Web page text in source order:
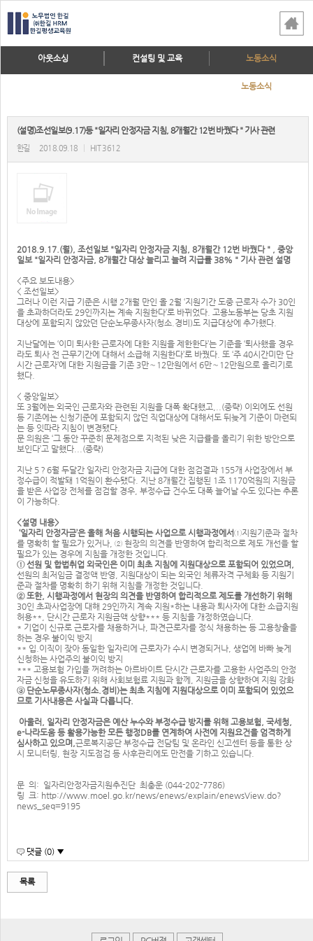
아웃소싱 컨설팅 및 교육 노동소식
노동소식
(설명)조선일보(9.17)등 "일자리 안정자금 지침, 8개월간 12번 바꿨다 " 기사 관련
한길 2018.09.18 HIT 3612
2018.9.17.(월), 조선일보 "일자리 안정자금 지침, 8개월간 12번 바꿨다 " , 중앙
일보 "일자리 안정자금, 8개월간 대상 늘리고 늘려 지급률 38% " 기사 관련 설명
<주요 보도내용>
< 조선일보>
그러나 이런 지급 기준은 시행 2개월 만인 올 2월 ‘지원기간 도중 근로자 수가 30인
을 초과하더라도 29인까지는 계속 지원한다’로 바뀌었다. 고용노동부는 당초 지원
대상에 포함되지 않았던 단순노무종사자(청소.경비)도 지급대상에 추가했다.
지난달에는 ‘이미 퇴사한 근로자에 대한 지원을 제한한다’는 기준을 ‘퇴사했을 경우
라도 퇴사 전 근무기간에 대해서 소급해 지원한다’로 바꿨다. 또 ‘주 40시간미만 단
시간 근로자’에 대한 지원금을 기존 3만～12만원에서 6만～12만원으로 올리기로
했다.
< 중앙일보>
또 3월에는 외국인 근로자와 관련된 지원을 대폭 확대했고,..(중략) 이외에도 선원
등 기존에는 신청기준에 포함되지 않던 직업대상에 대해서도 뒤늦게 기준이 마련되
는 등 잇따라 지침이 변경됐다.
문 의원은 ‘그 동안 꾸준히 문제점으로 지적된 낮은 지급률을 올리기 위한 방안으로
보인다’고 말했다...(중략)
지난 5？6월 두달간 일자리 안정자금 지급에 대한 점검결과 155개 사업장에서 부
정수급이 적발돼 1억원이 환수됐다. 지난 8개월간 집행된 1조 1170억원의 지원금
을 받은 사업장 전체를 점검할 경우, 부정수급 건수도 대폭 늘어날 수도 있다는 추론
이 가능하다.
<설명 내용>
‘일자리 안정자금’은 올해 처음 시행되는 사업으로 시행과정에서①지원기준과 절차
를 명확히 할 필요가 있거나, ② 현장의 의견을 반영하여 합리적으로 제도 개선을 할
필요가 있는 경우에 지침을 개정한 것입니다.
① 선원 및 합법취업 외국인은 이미 최초 지침에 지원대상으로 포함되어 있었으며,
선원의 최저임금 결정액 반영, 지원대상이 되는 외국인 체류자격 구체화 등 지원기
준과 절차를 명확히 하기 위해 지침을 개정한 것입니다.
② 또한, 시행과정에서 현장의 의견을 반영하여 합리적으로 제도를 개선하기 위해
30인 초과사업장에 대해 29인까지 계속 지원*하는 내용과 퇴사자에 대한 소급지원
허용**, 단시간 근로자 지원금액 상향*** 등 지침을 개정하였습니다.
* 기업이 신규로 근로자를 채용하거나, 파견근로자를 정식 채용하는 등 고용창출을
하는 경우 불이익 방지
** 입.이직이 잦아 동일한 일자리에 근로자가 수시 변경되거나, 생업에 바빠 늦게
신청하는 사업주의 불이익 방지
*** 고용보험 가입을 꺼려하는 아르바이트 단시간 근로자를 고용한 사업주의 안정
자금 신청을 유도하기 위해 사회보험료 지원과 함께, 지원금을 상향하여 지원 강화
③ 단순노무종사자(청소.경비)는 최초 지침에 지원대상으로 이미 포함되어 있었으
므로 기사내용은 사실과 다릅니다.
아울러, 일자리 안정자금은 예산 누수와 부정수급 방지를 위해 고용보험, 국세청,
e-나라도움 등 활용가능한 모든 행정DB를 연계하여 사전에 지원요건을 엄격하게
심사하고 있으며,근로복지공단 부정수급 전담팀 및 온라인 신고센터 등을 통한 상
시 모니터링, 현장 지도점검 등 사후관리에도 만전을 기하고 있습니다.
문 의: 일자리안정자금지원추진단 최충운 (044-202-7786)
링 크: http://www.moel.go.kr/news/enews/explain/enewsView.do?
news_seq=9195
댓글 (0) ▼
목록